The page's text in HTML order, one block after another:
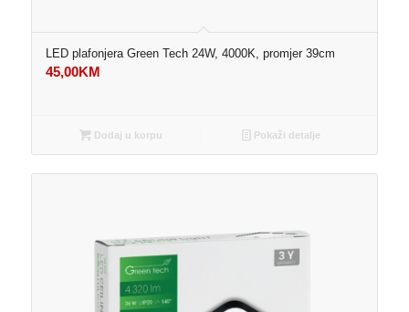
LED plafonjera Green Tech 24W, 4000K, promjer 39cm
45,00KM
Dodaj u korpu Pokaži detalje